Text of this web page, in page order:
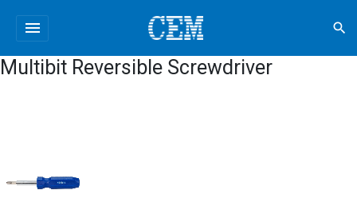
menu search
Multibit Reversible Screwdriver